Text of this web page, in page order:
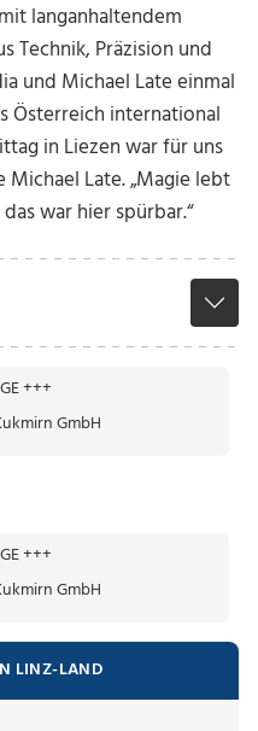
langanhaltendem
Technik, Präzision und
und Michael Late einmal
Österreich international
in Liezen war für uns
Michael Late. „Magie lebt
war hier spürbar.“
+++
+++
LINZ-LAND